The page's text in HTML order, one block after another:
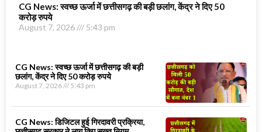
CG News: स्वच्छ ऊर्जा में छत्तीसगढ़ की बड़ी छलांग, केंद्र ने दिए 50
करोड़ रुपये
August 7, 2026 5:43 pm
CG News: स्वच्छ ऊर्जा में छत्तीसगढ़ की बड़ी
छलांग, केंद्र ने दिए 50 करोड़ रुपये
August 7, 2026 5:43 pm
CG News: डिजिटल हुई गिरदावरी प्रक्रिया,